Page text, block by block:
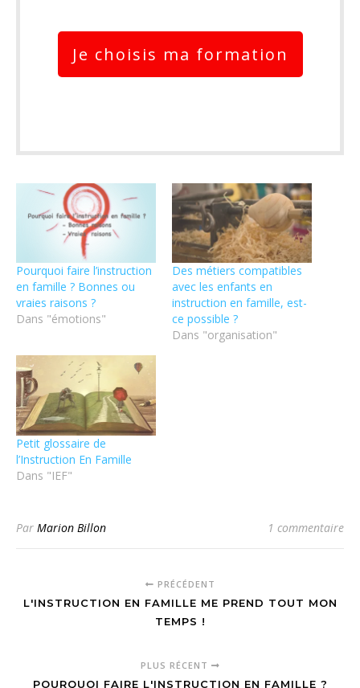
Je choisis ma formation
Pourquoi faire l’instruction
en famille ? Bonnes ou
vraies raisons ?
Dans "émotions"
Des métiers compatibles
avec les enfants en
instruction en famille, est-
ce possible ?
Dans "organisation"
Petit glossaire de
l’Instruction En Famille
Dans "IEF"
Par Marion Billon 1 commentaire
PRÉCÉDENT
L'INSTRUCTION EN FAMILLE ME PREND TOUT MON
TEMPS !
PLUS RÉCENT
POURQUOI FAIRE L'INSTRUCTION EN FAMILLE ?